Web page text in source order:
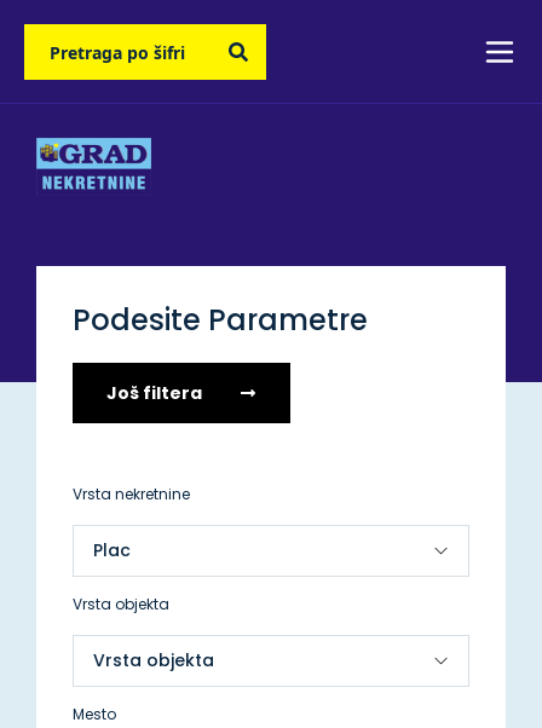
Podesite Parametre
Još filtera
Vrsta nekretnine
Vrsta objekta
Mesto